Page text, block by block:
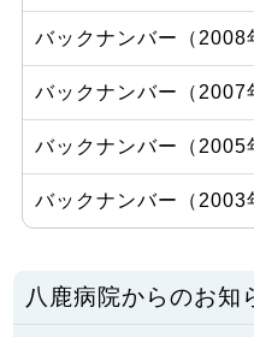
バックナンバー（2008
バックナンバー（2007
バックナンバー（2005
バックナンバー（2003
八鹿病院からのお知